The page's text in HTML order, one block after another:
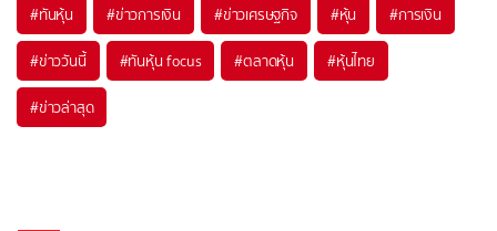
#ทันหุ้น #ข่าวการเงิน #ข่าวเศรษฐกิจ #หุ้น #การเงิน
#ข่าววันนี้ #ทันหุ้น focus #ตลาดหุ้น #หุ้นไทย
#ข่าวล่าสุด